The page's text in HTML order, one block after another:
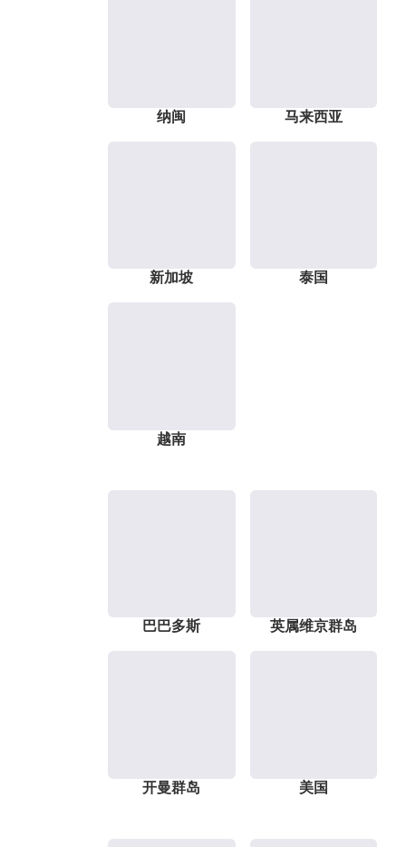
纳闽 马来西亚
新加坡 泰国
越南
巴巴多斯 英属维京群岛
开曼群岛 美国